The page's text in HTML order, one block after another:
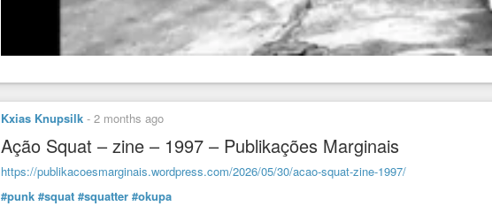
Kxias Knupsilk - 2 months ago
Ação Squat – zine – 1997 – Publikações Marginais
https://publikacoesmarginais.wordpress.com/2026/05/30/acao-squat-zine-1997/
#punk #squat #squatter #okupa